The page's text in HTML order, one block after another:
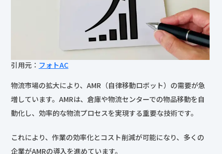
引用元： フォトAC
物流市場の拡大により、AMR（自律移動ロボット）の需要が急
増しています。AMRは、倉庫や物流センターでの物品移動を自
動化し、効率的な物流プロセスを実現する重要な技術です。
これにより、作業の効率化とコスト削減が可能になり、多くの
企業がAMRの導入を進めています。